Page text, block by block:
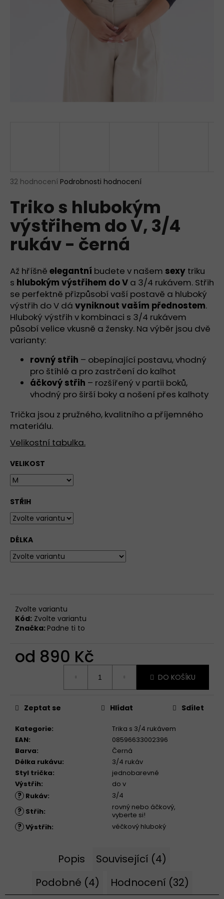
Průměrné
produktu
z
5
hvězdiček.
32 hodnocení Podrobnosti hodnocení
Triko s hlubokým
výstřihem do V, 3/4
rukáv - černá
Až hříšně elegantní budete v našem sexy triku
s hlubokým výstřihem do V a 3/4 rukávem. Střih
se perfektně přizpůsobí vaší postavě a hluboký
výstřih do V dá vyniknout vaším přednostem.
Hluboký výstřih v kombinaci s 3/4 rukávem
působí velice vkusně a žensky. Na výběr jsou dvě
varianty:
rovný střih – obepínající postavu, vhodný
pro štíhlé a pro zastrčení do kalhot
áčkový střih – rozšířený v partii boků,
vhodný pro širší boky a nošení přes kalhoty
Trička jsou z pružného, kvalitního a příjemného
materiálu.
Velikostní tabulka.
VELIKOST
STŘIH
DÉLKA
Zvolte variantu
Kód: Zvolte variantu
Značka: Padne ti to
od 890 Kč
DO KOŠÍKU
Kategorie:
Trika s 3/4 rukávem
EAN:
08596633002396
Barva:
Černá
Délka rukávu:
3/4 rukáv
Styl trička:
jednobarevné
Výstřih: do v
? Rukáv: 3/4
? Střih:
rovný nebo áčkový,
vyberte si!
? Výstřih: véčkový hluboký
Zeptat se Hlídat Sdílet
Popis
Související (4)
Podobné (4)
Hodnocení (32)
p
r
u
č
u
j
m
e
TRIČKO
SE
STŘEDNÍM
KULATÝM
VÝSTŘIHEM,
RUKÁV
BÍLÁ
PŘÍRODNÍ
949
Kč